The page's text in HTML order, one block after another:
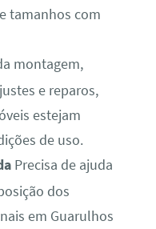
tamanhos com
montagem,
e reparos,
estejam
de uso.
Precisa de ajuda
dos
em Guarulhos